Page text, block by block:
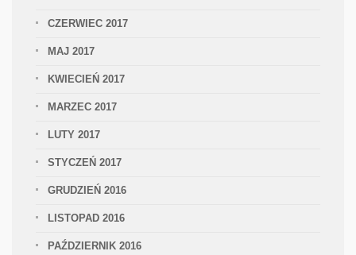
CZERWIEC 2017
MAJ 2017
KWIECIEŃ 2017
MARZEC 2017
LUTY 2017
STYCZEŃ 2017
GRUDZIEŃ 2016
LISTOPAD 2016
PAŹDZIERNIK 2016